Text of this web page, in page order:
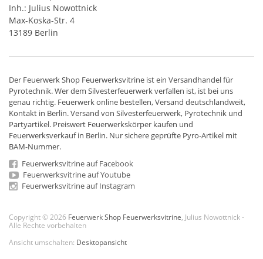
Inh.: Julius Nowottnick
Max-Koska-Str. 4
13189 Berlin
Der Feuerwerk Shop Feuerwerksvitrine ist ein Versandhandelfür
Pyrotechnik. Wer dem Silvesterfeuerwerk verfallen ist, ist bei uns
genau richtig. Feuerwerk online bestellen,Versand deutschlandweit,
Kontakt in Berlin. Versand von Silvesterfeuerwerk, Pyrotechnik und
Partyartikel. Preiswert Feuerwerkskörper kaufen und
Feuerwerksverkauf in Berlin. Nur sichere geprüfte Pyro-Artikel mit
BAM-Nummer.
Feuerwerksvitrine auf Facebook
Feuerwerksvitrine auf Youtube
Feuerwerksvitrine auf Instagram
Copyright © 2026 Feuerwerk Shop Feuerwerksvitrine , Julius Nowottnick -
Alle Rechte vorbehalten
Ansicht umschalten: Desktopansicht